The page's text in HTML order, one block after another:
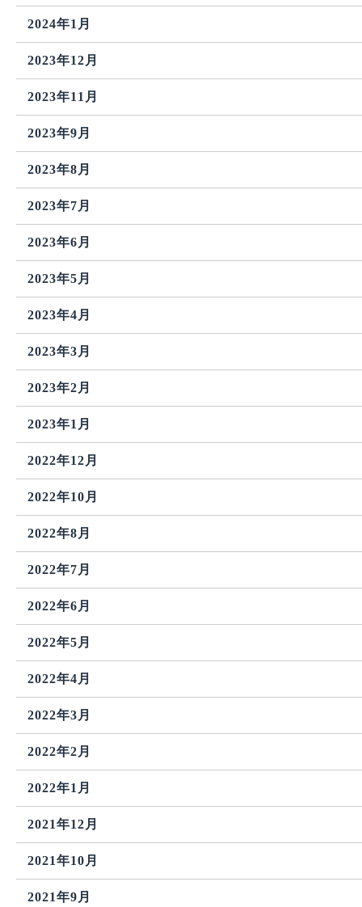
2024年1月
2023年12月
2023年11月
2023年9月
2023年8月
2023年7月
2023年6月
2023年5月
2023年4月
2023年3月
2023年2月
2023年1月
2022年12月
2022年10月
2022年8月
2022年7月
2022年6月
2022年5月
2022年4月
2022年3月
2022年2月
2022年1月
2021年12月
2021年10月
2021年9月